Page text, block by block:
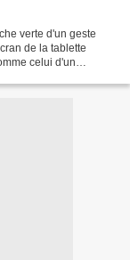
verte d'un geste
de la tablette
celui d'un